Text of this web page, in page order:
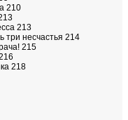
210
213
три несчастья 214
215
218